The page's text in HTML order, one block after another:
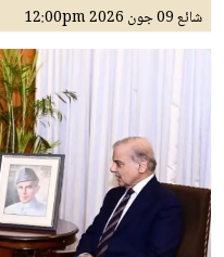
شائع09 جون 2026 12:00pm